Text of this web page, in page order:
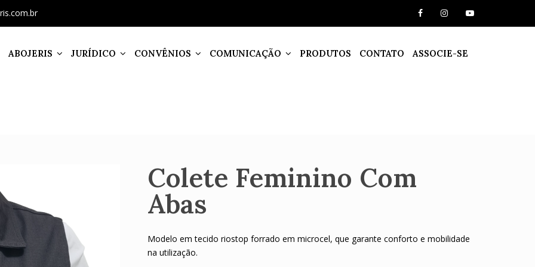
ABOJERIS JURÍDICO CONVÊNIOS COMUNICAÇÃO PRODUTOS CONTATO ASSOCIE-SE
Colete Feminino Com
Abas
Modelo em tecido riostop forrado em microcel, que garante conforto e mobilidade
na utilização.